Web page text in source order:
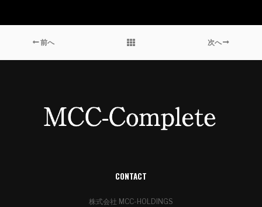
前へ 次へ
CONTACT
株式会社 MCC-HOLDINGS